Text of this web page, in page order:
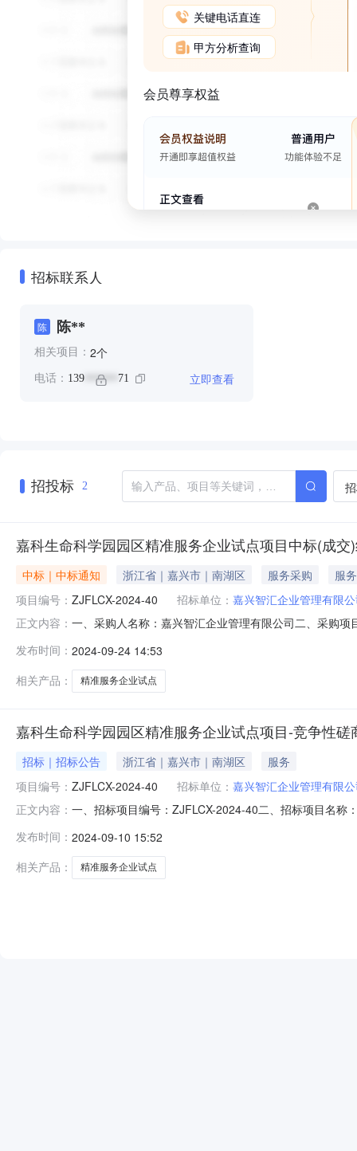
关键电话直连
甲方分析查询
会员尊享权益
招标联系人
陈 陈**
相关项目： 2个
电话： 139 ****** 71 立即查看
招投标 2
嘉科生命科学园园区精准服务企业试点项目中标(成交
中标｜中标通知 浙江省｜嘉兴市｜南湖区 服务采购
服务
项目编号： ZJFLCX-2024-40 招标单位： 嘉兴智汇企业管理有限
正文内容： 一、采购人名称：嘉兴智汇企业管理有限公司二、采购
科技有限公司2杭州智慧金珂信息科技有限公司3嘉兴伟
旺企业管理有限
发布时间： 2024-09-24 14:53
相关产品：
精准服务企业试点
嘉科生命科学园园区精准服务企业试点项目-竞争性磋
招标｜招标公告 浙江省｜嘉兴市｜南湖区
服务
项目编号： ZJFLCX-2024-40 招标单位： 嘉兴智汇企业管理有限
正文内容： 一、招标项目编号：ZJFLCX-2024-40二、招标项目名称
3、具有履行合同所必需的设备和专业技术能力；4、有
规规定的其他
发布时间： 2024-09-10 15:52
相关产品：
精准服务企业试点